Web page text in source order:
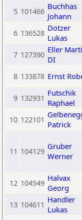
5 101466 Buchhas
Johann
6 136528 Dotzer
Lukas
7 127390 Eller
DI
8 133878 Ernst
9 132931 Futschik
Raphael
10 122101 Patrick
11 104129 Gruber
Werner
12 104549 Halvax
Georg
13 104611 Handler
Lukas